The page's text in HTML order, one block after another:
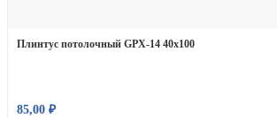
Плинтус потолочный GPX-14 40х100
85,00 ₽